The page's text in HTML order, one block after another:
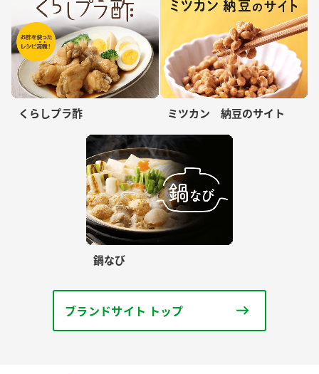
くらしプラ酢 ミツカン 納豆のサイト
鍋なび
ブランドサイト トップ